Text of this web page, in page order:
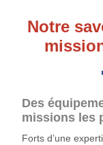
Notre
Des
missions les
Forts d’une